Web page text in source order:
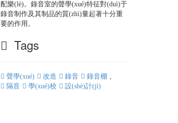
配樂(lè)。錄音室的聲學(xué)特征對(duì)于
錄音制作及其制品的質(zhì)量起著十分重
要的作用。
Tags
聲學(xué) 改造 錄音
錄音棚
隔音
學(xué)校
,
設(shè)計(jì)